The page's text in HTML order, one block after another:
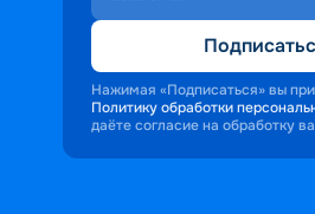
Нажимая «Подписаться» вы
Политику обработки
даёте согласие на обработку